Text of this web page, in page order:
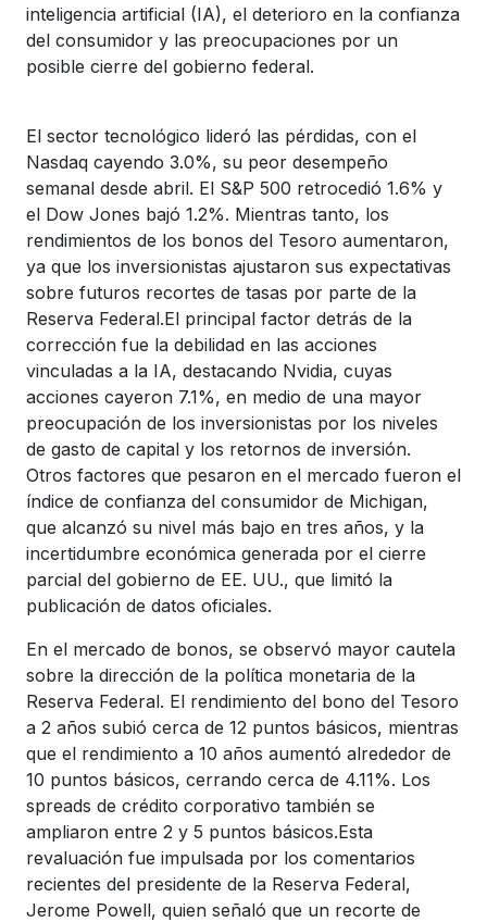
inteligencia artificial (IA), el deterioro en la confianza
del consumidor y las preocupaciones por un
posible cierre del gobierno federal.
El sector tecnológico lideró las pérdidas, con el
Nasdaq cayendo 3.0%, su peor desempeño
semanal desde abril. El S&P 500 retrocedió 1.6% y
el Dow Jones bajó 1.2%. Mientras tanto, los
rendimientos de los bonos del Tesoro aumentaron,
ya que los inversionistas ajustaron sus expectativas
sobre futuros recortes de tasas por parte de la
Reserva Federal.El principal factor detrás de la
corrección fue la debilidad en las acciones
vinculadas a la IA, destacando Nvidia, cuyas
acciones cayeron 7.1%, en medio de una mayor
preocupación de los inversionistas por los niveles
de gasto de capital y los retornos de inversión.
Otros factores que pesaron en el mercado fueron el
índice de confianza del consumidor de Michigan,
que alcanzó su nivel más bajo en tres años, y la
incertidumbre económica generada por el cierre
parcial del gobierno de EE. UU., que limitó la
publicación de datos oficiales.
En el mercado de bonos, se observó mayor cautela
sobre la dirección de la política monetaria de la
Reserva Federal. El rendimiento del bono del Tesoro
a 2 años subió cerca de 12 puntos básicos, mientras
que el rendimiento a 10 años aumentó alrededor de
10 puntos básicos, cerrando cerca de 4.11%. Los
spreads de crédito corporativo también se
ampliaron entre 2 y 5 puntos básicos.Esta
revaluación fue impulsada por los comentarios
recientes del presidente de la Reserva Federal,
Jerome Powell, quien señaló que un recorte de